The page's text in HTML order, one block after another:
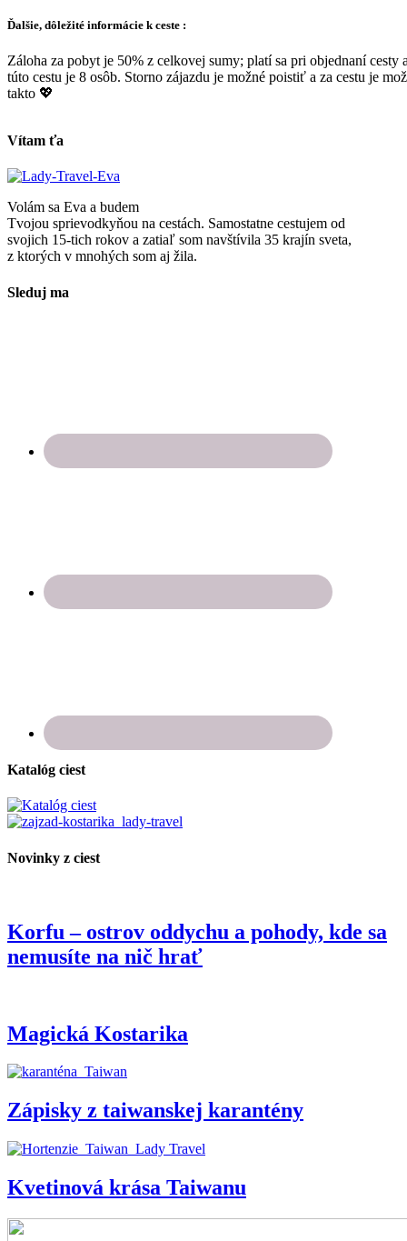
Ďalšie, dôležité informácie k ceste :
Záloha za pobyt je 50% z celkovej sumy; platí sa pri objednaní
túto cestu je 8 osôb. Storno zájazdu je možné poistiť a za cestu je
takto 💖
Vítam ťa
Volám sa Eva a budem
Tvojou sprievodkyňou na cestách. Samostatne cestujem od
svojich 15-tich rokov a zatiaľ som navštívila 35 krajín sveta,
z ktorých v mnohých som aj žila.
Sleduj ma
Katalóg ciest
Novinky z ciest
Korfu – ostrov oddychu a pohody, kde sa
nemusíte na nič hrať
Magická Kostarika
Zápisky z taiwanskej karantény
Kvetinová krása Taiwanu